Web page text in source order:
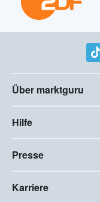
Über marktguru
Hilfe
Presse
Karriere